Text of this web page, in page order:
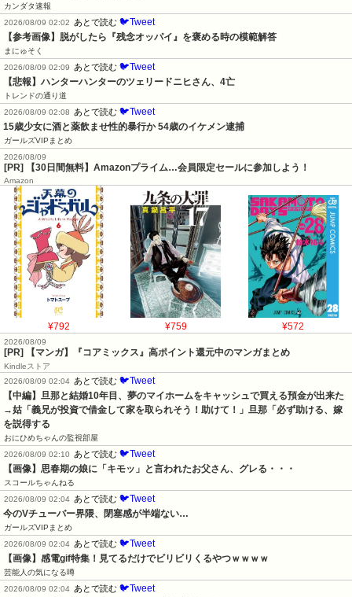
カンダタ速報
2026/08/09 02:02
あとで読む 🐦Tweet
【参考画像】脱がしたら『残念オッパイ』を褒める時の模範解答
まにゅそく
2026/08/09 02:09
あとで読む 🐦Tweet
【悲報】ハンターハンターのツェリードニヒさん、4亡
トレンドの通り道
2026/08/09 02:08
あとで読む 🐦Tweet
15歳少女に酒と薬飲ませ性的暴行か 54歳のイケメン逮捕
ガールズVIPまとめ
2026/08/09
[PR] 【30日間無料】Amazonプライム…会員限定セールに参加しよう！
Amazon
¥792 ¥759 ¥572
2026/08/09
[PR] 【マンガ】『コアミックス』高ポイント還元中のマンガまとめ
Kindleストア
2026/08/09 02:04 あとで読む 🐦Tweet
【中編】旦那と結婚10年目、夢のマイホームをキャッシュで買える預金が出来た
→姑「義兄が投資で借金して家を取られそう！助けて！」旦那「必ず助ける、嫁
を説得する
おにひめちゃんの監視部屋
2026/08/09 02:10 あとで読む 🐦Tweet
【画像】思春期の娘に「キモッ」と言われたお父さん、グレる・・・
スコールちゃんねる
2026/08/09 02:04 あとで読む 🐦Tweet
今のVチューバー界隈、閉塞感が半端ない…
ガールズVIPまとめ
2026/08/09 02:04 あとで読む 🐦Tweet
【画像】感電gif特集！見てるだけでビリビリくるやつｗｗｗｗ
芸能人の気になる噂
2026/08/09 02:04 あとで読む 🐦Tweet